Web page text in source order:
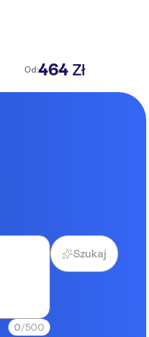
Od:464 Zł
0/500
Szukaj